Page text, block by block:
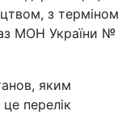
з терміном
МОН України №
яким
перелік